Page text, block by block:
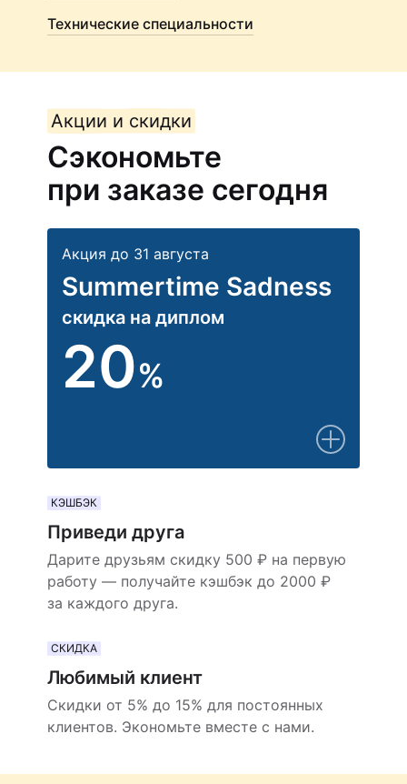
Технические специальности
Акции и скидки
Сэкономьте
при заказе сегодня
Акция до 31 августа
Summertime Sadness
скидка на диплом
20%
КЭШБЭК
Приведи друга
Дарите друзьям скидку 500 ₽ на первую
работу — получайте кэшбэк до 2000 ₽
за каждого друга.
СКИДКА
Любимый клиент
Скидки от 5% до 15% для постоянных
клиентов. Экономьте вместе с нами.